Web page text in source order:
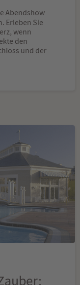
Abendshow
Erleben Sie
wenn
den
und der